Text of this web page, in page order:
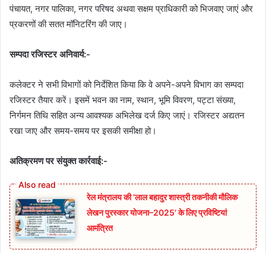
पंचायत, नगर पालिका, नगर परिषद अथवा सक्षम प्राधिकारी को भिजवाए जाएं और
प्रकरणों की सतत मॉनिटरिंग की जाए।
सम्पदा रजिस्टर अनिवार्य:-
कलेक्टर ने सभी विभागों को निर्देशित किया कि वे अपने-अपने विभाग का सम्पदा
रजिस्टर तैयार करें। इसमें भवन का नाम, स्थान, भूमि विवरण, पट्टा संख्या,
निर्गमन तिथि सहित अन्य आवश्यक अभिलेख दर्ज किए जाएं। रजिस्टर अद्यतन
रखा जाए और समय-समय पर इसकी समीक्षा हो।
अतिक्रमण पर संयुक्त कार्रवाई:-
रेल मंत्रालय की ‘लाल बहादुर शास्त्री तकनीकी मौलिक
लेखन पुरस्कार योजना–2025’ के लिए प्रविष्टियां
आमंत्रित